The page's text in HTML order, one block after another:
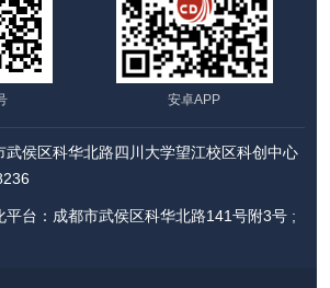
安卓APP
武侯区科华北路四川大学望江校区科创中心
平台：成都市武侯区科华北路141号附3号 ;